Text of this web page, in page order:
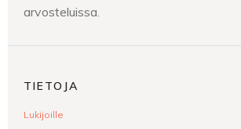
arvosteluissa.
TIETOJA
Lukijoille